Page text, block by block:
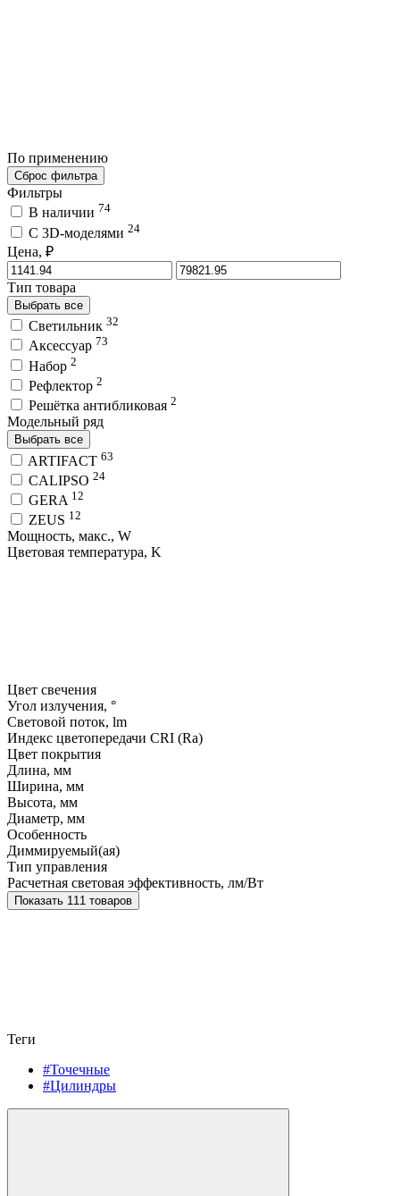
По применению
Сброс фильтра
Фильтры
В наличии 74
C 3D-моделями 24
Цена, ₽
Тип товара
Выбрать все
Светильник 32
Аксессуар 73
Набор 2
Рефлектор 2
Решётка антибликовая 2
Модельный ряд
Выбрать все
ARTIFACT 63
CALIPSO 24
GERA 12
ZEUS 12
Мощность, макс., W
Цветовая температура, K
Цвет свечения
Угол излучения, °
Световой поток, lm
Индекс цветопередачи CRI (Ra)
Цвет покрытия
Длина, мм
Ширина, мм
Высота, мм
Диаметр, мм
Особенность
Диммируемый(ая)
Тип управления
Расчетная световая эффективность, лм/Вт
Показать 111 товаров
Теги
#Точечные
#Цилиндры